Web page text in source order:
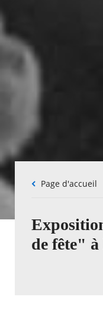
Fil
Page d'accueil
de fête"